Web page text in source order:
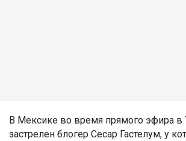
В Мексике во время прямого эфира в
застрелен блогер Сесар Гастелум, у